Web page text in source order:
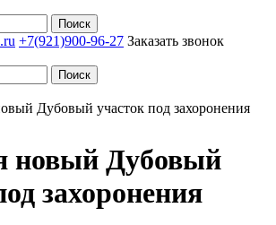
+7(921)900-96-27 Заказать звонок
Дубовый участок под захоронения
новый Дубовый
захоронения